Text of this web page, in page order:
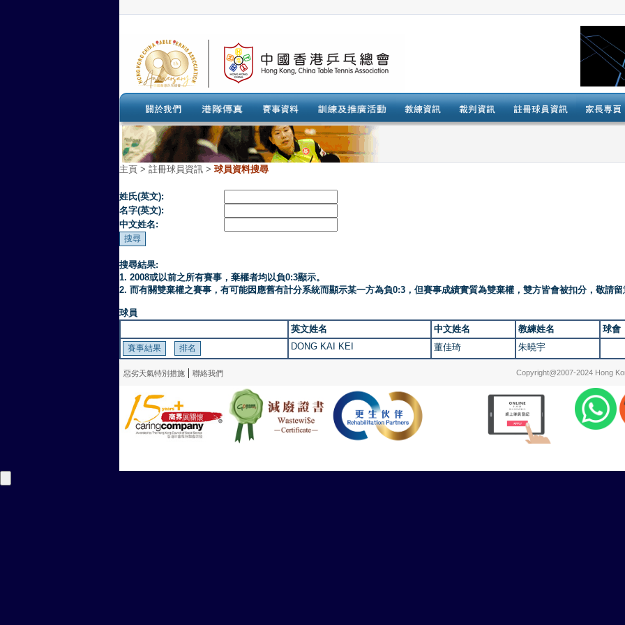
主頁 > 註冊球員資訊 > 球員資料搜尋
姓氏(英文):
名字(英文):
中文姓名:
搜尋結果:
1. 2008或以前之所有賽事，棄權者均以負0:3顯示。
2. 而有關雙棄權之賽事，有可能因應舊有計分系統而顯示某一方為負0:3，但賽事成績實質為雙棄權，雙方皆會被扣分，敬請留
球員
英文姓名
中文姓名 教練姓名
球會
DONG KAI KEI
董佳琦 朱曉宇